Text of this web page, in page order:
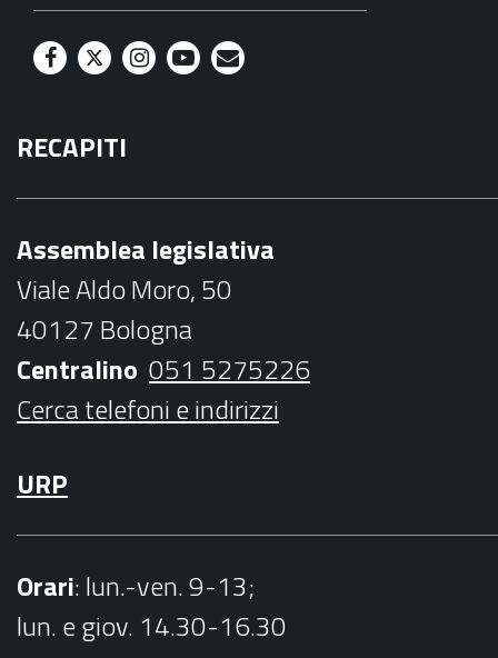
F
c
e
o
k
T
i
t
r
I
t
r
a
m
Y
t
b
e
M
l
RECAPITI
Assemblea legislativa
Viale Aldo Moro, 50
40127 Bologna
Centralino 051 5275226
Cerca telefoni e indirizzi
URP
Orari: lun.-ven. 9-13;
lun. e giov. 14.30-16.30